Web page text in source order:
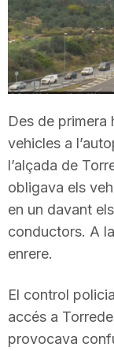
t
d
T
a
r
r
Des de primera
vehicles a
l’alçada de
obligava els
en un davant
conductors. A
enrere.
El control
accés a
provocava